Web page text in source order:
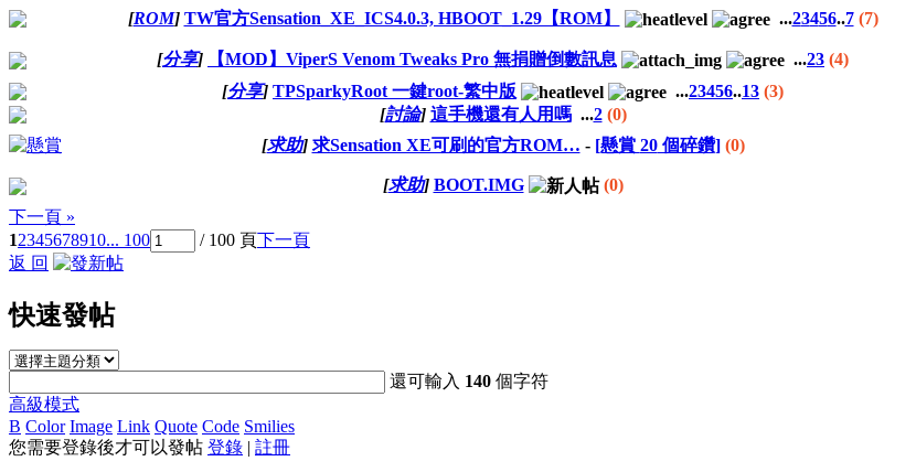
[ROM] TW官方Sensation_XE_ICS4.0.3, HBOOT_1.29【ROM】 ...23456..7 (7)
[分享] 【MOD】ViperS Venom Tweaks Pro 無捐贈倒數訊息 ...23 (4)
[分享] TPSparkyRoot 一鍵root-繁中版 ...23456..13 (3)
[討論] 這手機還有人用嗎 ...2 (0)
[求助] 求Sensation XE可刷的官方ROM… - [懸賞 20個碎鑽] (0)
[求助] BOOT.IMG (0)
下一頁 »
12345678910... 100 / 100 頁下一頁
返 回
快速發帖
還可輸入 140 個字符
高級模式
B Color Image Link Quote Code Smilies
您需要登錄後才可以發帖 登錄 | 註冊